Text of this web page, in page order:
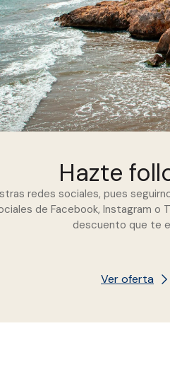
Hazte
redes sociales, pues
de Facebook, Instagram o
descuento que te
Ver oferta